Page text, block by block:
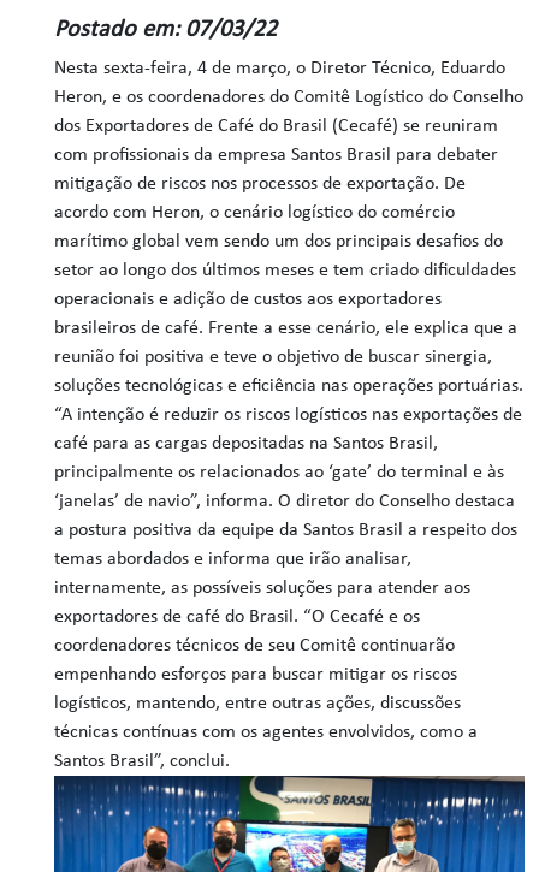
Postado em: 07/03/22
Nesta sexta-feira, 4 de março, o Diretor Técnico, Eduardo
Heron, e os coordenadores do Comitê Logístico do Conselho
dos Exportadores de Café do Brasil (Cecafé) se reuniram
com profissionais da empresa Santos Brasil para debater
mitigação de riscos nos processos de exportação. De
acordo com Heron, o cenário logístico do comércio
marítimo global vem sendo um dos principais desafios do
setor ao longo dos últimos meses e tem criado dificuldades
operacionais e adição de custos aos exportadores
brasileiros de café. Frente a esse cenário, ele explica que a
reunião foi positiva e teve o objetivo de buscar sinergia,
soluções tecnológicas e eficiência nas operações portuárias.
“A intenção é reduzir os riscos logísticos nas exportações de
café para as cargas depositadas na Santos Brasil,
principalmente os relacionados ao ‘gate’ do terminal e às
‘janelas’ de navio”, informa. O diretor do Conselho destaca
a postura positiva da equipe da Santos Brasil a respeito dos
temas abordados e informa que irão analisar,
internamente, as possíveis soluções para atender aos
exportadores de café do Brasil. “O Cecafé e os
coordenadores técnicos de seu Comitê continuarão
empenhando esforços para buscar mitigar os riscos
logísticos, mantendo, entre outras ações, discussões
técnicas contínuas com os agentes envolvidos, como a
Santos Brasil”, conclui.